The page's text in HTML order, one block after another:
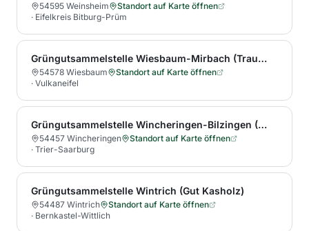
54595 Weinsheim
Standort auf Karte öffnen
· Eifelkreis Bitburg-Prüm
Grüngutsammelstelle Wiesbaum-Mirbach (Traudenhof)
54578 Wiesbaum
Standort auf Karte öffnen
· Vulkaneifel
Grüngutsammelstelle Wincheringen-Bilzingen (Bilzingen 34)
54457 Wincheringen
Standort auf Karte öffnen
· Trier-Saarburg
Grüngutsammelstelle Wintrich (Gut Kasholz)
54487 Wintrich
Standort auf Karte öffnen
· Bernkastel-Wittlich